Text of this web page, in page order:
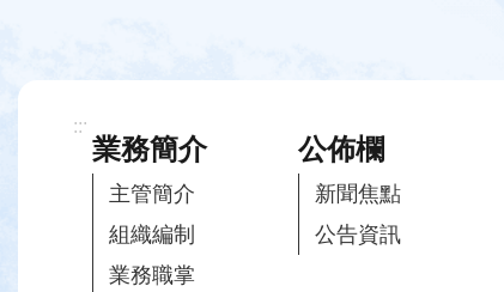
:::
業務簡介
主管簡介
組織編制
業務職掌
公佈欄
新聞焦點
公告資訊